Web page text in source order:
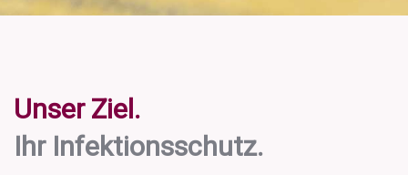
Unser Ziel.
Ihr Infektionsschutz.